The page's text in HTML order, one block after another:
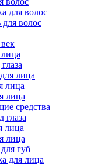
для волос
волос
лица
лица
лица
средства
глаза
лица
лица
губ
для лица